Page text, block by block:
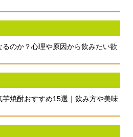
のか？心理や原因から飲みたい欲
芋焼酎おすすめ15選｜飲み方や美味